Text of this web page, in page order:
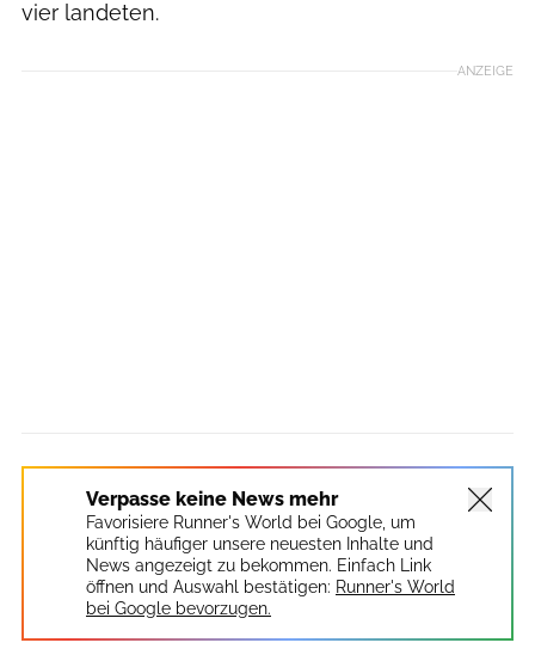
vier landeten.
ANZEIGE
Verpasse keine News mehr
Favorisiere Runner's World bei Google, um
künftig häufiger unsere neuesten Inhalte und
News angezeigt zu bekommen. Einfach Link
öffnen und Auswahl bestätigen: Runner's World
bei Google bevorzugen.